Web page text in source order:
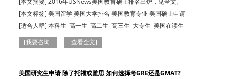
[本文摘要] 2016年USNews美国教育硕士排名出炉，见全文。
[本文标签] 美国留学 美国大学排名 美国教育专业 美国硕士申请
[适合人群] 本科生 高一生 高二生 高三生 大专生 美国在读生
[我要咨询]
[查看全文]
美国研究生申请 除了托福或雅思 如何选择考GRE还是GMAT?